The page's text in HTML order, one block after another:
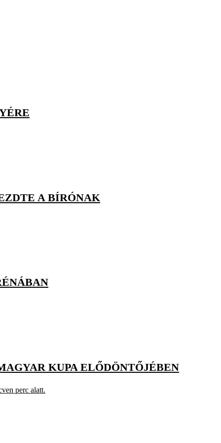
A BÍRÓNAK
KUPA ELŐDÖNTŐJÉBEN
perc alatt.